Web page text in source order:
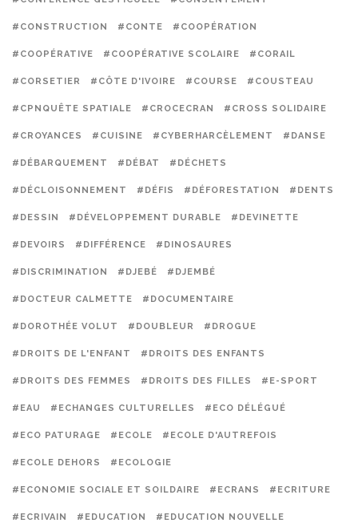
#CONSTRUCTION #CONTE #COOPÉRATION
#COOPÉRATIVE #COOPÉRATIVE SCOLAIRE #CORAIL
#CORSETIER #CÔTE D'IVOIRE #COURSE #COUSTEAU
#CPNQUÊTE SPATIALE #CROCECRAN #CROSS SOLIDAIRE
#CROYANCES #CUISINE #CYBERHARCÈLEMENT #DANSE
#DÉBARQUEMENT #DÉBAT #DÉCHETS
#DÉCLOISONNEMENT #DÉFIS #DÉFORESTATION #DENTS
#DESSIN #DÉVELOPPEMENT DURABLE #DEVINETTE
#DEVOIRS #DIFFÉRENCE #DINOSAURES
#DISCRIMINATION #DJEBÉ #DJEMBÉ
#DOCTEUR CALMETTE #DOCUMENTAIRE
#DOROTHÉE VOLUT #DOUBLEUR #DROGUE
#DROITS DE L'ENFANT #DROITS DES ENFANTS
#DROITS DES FEMMES #DROITS DES FILLES #E-SPORT
#EAU #ECHANGES CULTURELLES #ECO DÉLÉGUÉ
#ECO PATURAGE #ECOLE #ECOLE D'AUTREFOIS
#ECOLE DEHORS #ECOLOGIE
#ECONOMIE SOCIALE ET SOILDAIRE #ECRANS #ECRITURE
#ECRIVAIN #EDUCATION #EDUCATION NOUVELLE